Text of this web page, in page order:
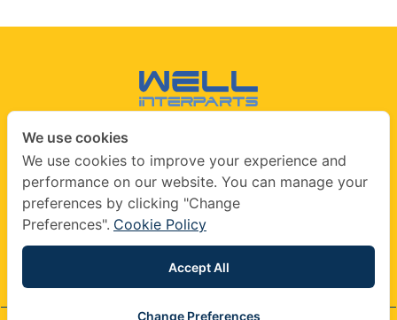
info@wellinterparts.com
+(66) 02360 8841|+(66) 02360 8841- 2
wellinterparts
wellinterparts
We use cookies
We use cookies to improve your experience and
performance on our website. You can manage your
preferences by clicking "Change
Preferences". Cookie Policy
Accept All
Change Preferences